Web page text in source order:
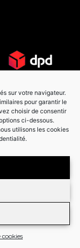
sur votre navigateur.
pour garantir le
choisir de consentir
ci-dessous.
utilisons les cookies
cookies